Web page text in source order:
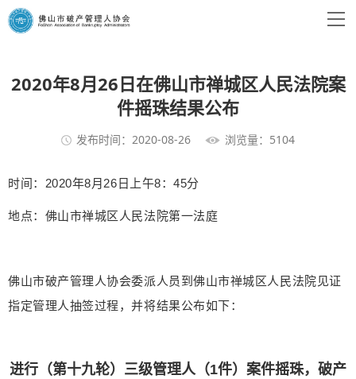
2020年8月26日在佛山市禅城区人民法院案
件摇珠结果公布
发布时间：2020-08-26 浏览量：5104
时间：2020年8月26日上午8：45分
地点：佛山市禅城区人民法院第一法庭
佛山市破产管理人协会委派人员到佛山市禅城区人民法院见证
指定管理人抽签过程，并将结果公布如下：
进行（第十九轮）三级管理人（1件）案件摇珠，破产